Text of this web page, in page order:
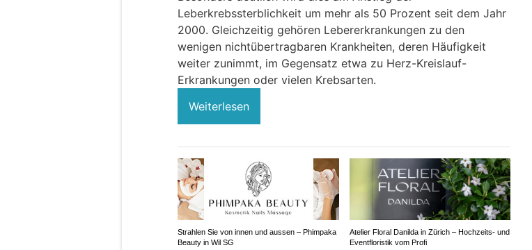
Leberkrebssterblichkeit um mehr als 50 Prozent seit dem Jahr
2000. Gleichzeitig gehören Lebererkrankungen zu den
wenigen nichtübertragbaren Krankheiten, deren Häufigkeit
weiter zunimmt, im Gegensatz etwa zu Herz-Kreislauf-
Erkrankungen oder vielen Krebsarten.
Weiterlesen
Strahlen Sie von innen und aussen – Phimpaka
Beauty in Wil SG
Atelier Floral Danilda in Zürich – Hochzeits- und
Eventfloristik vom Profi